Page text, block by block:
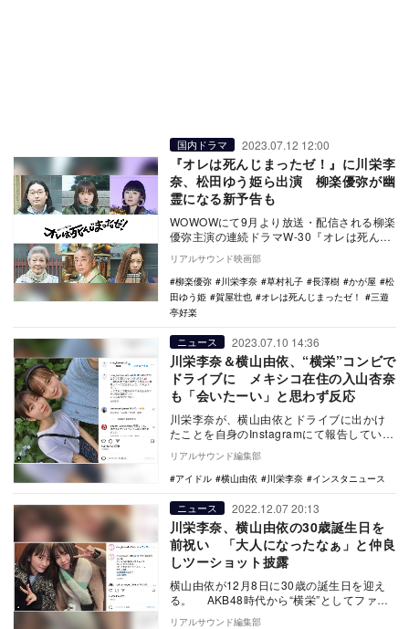
国内ドラマ 2023.07.12 12:00
『オレは死んじまったゼ！』に川栄李
奈、松田ゆう姫ら出演 柳楽優弥が幽
霊になる新予告も
WOWOWにて9月より放送・配信される柳楽
優弥主演の連続ドラマW-30『オレは死んじ
まったゼ！』の追加キャストとして、川栄
李奈、…
リアルサウンド映画部
柳楽優弥
川栄李奈 草村礼子 長澤樹 かが屋
松
田ゆう姫
賀屋壮也 オレは死んじまったゼ！
三遊
亭好楽
ニュース 2023.07.10 14:36
川栄李奈＆横山由依、“横栄”コンビで
ドライブに メキシコ在住の入山杏奈
も「会いたーい」と思わず反応
川栄李奈が、横山由依とドライブに出かけ
たことを自身のInstagramにて報告してい
る。 AKB48時代から“横栄”として…
リアルサウンド編集部
アイドル
横山由依 川栄李奈 インスタニュース
ニュース 2022.12.07 20:13
川栄李奈、横山由依の30歳誕生日を
前祝い 「大人になったなぁ」と仲良
しツーショット披露
横山由依が12月8日に30歳の誕生日を迎え
る。 AKB48時代から“横栄”としてファン
から親しまれている川栄李奈は、2日前の…
リアルサウンド編集部